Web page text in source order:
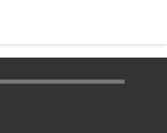
de page 1